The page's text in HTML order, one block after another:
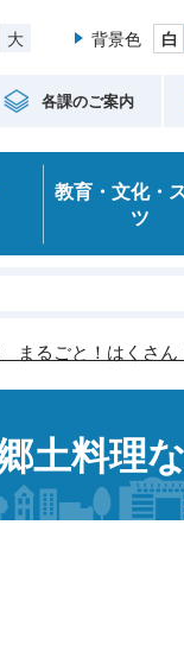
大 背景色
各課のご案内
教育・文化・
ツ
まるごと！はくさん
土料理